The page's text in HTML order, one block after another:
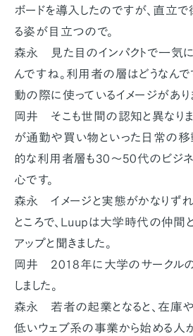
ボードを導入したのですが、直立
る姿が目立つので。
森永 見た目のインパクトで一気
んですね。利用者の層はどうなん
動の際に使っているイメージがあり
岡井 そこも世間の認知と異なりま
が通勤や買い物といった日常の移
的な利用者層も30～50代のビジ
心です。
森永 イメージと実態がかなりずれ
ところで、Luupは大学時代の仲間
アップと聞きました。
岡井 2018年に大学のサークル
しました。
森永 若者の起業となると、在庫
低いウェブ系の事業から始める人